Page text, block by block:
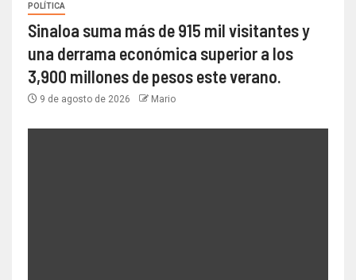
POLÍTICA
Sinaloa suma más de 915 mil visitantes y
una derrama económica superior a los
3,900 millones de pesos este verano.
9 de agosto de 2026 Mario